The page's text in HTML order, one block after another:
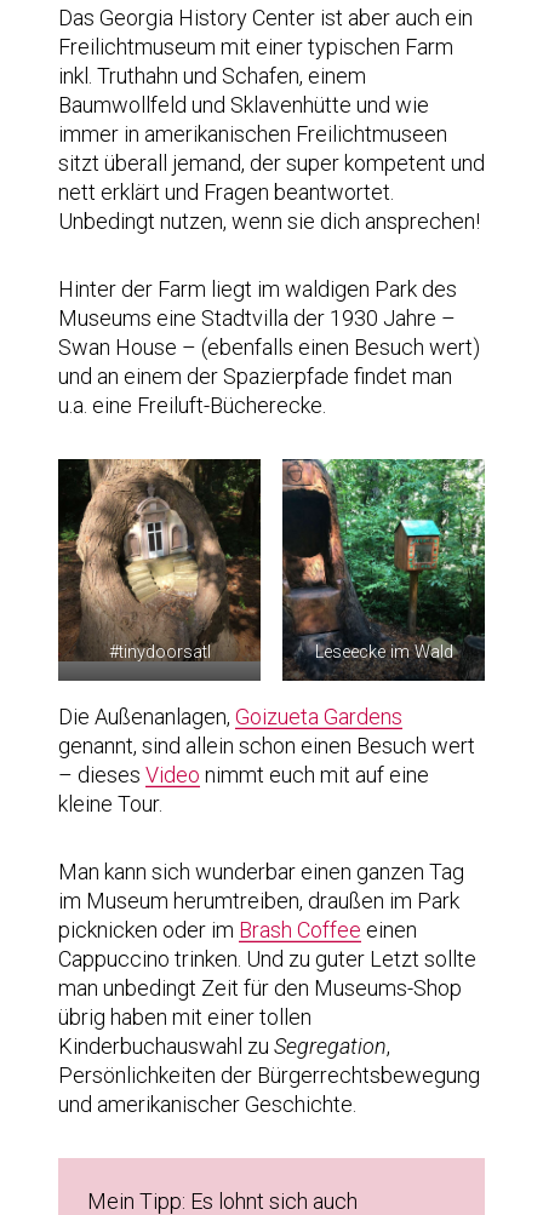
Das Georgia History Center ist aber auch ein
Freilichtmuseum mit einer typischen Farm
inkl. Truthahn und Schafen, einem
Baumwollfeld und Sklavenhütte und wie
immer in amerikanischen Freilichtmuseen
sitzt überall jemand, der super kompetent und
nett erklärt und Fragen beantwortet.
Unbedingt nutzen, wenn sie dich ansprechen!
Hinter der Farm liegt im waldigen Park des
Museums eine Stadtvilla der 1930 Jahre –
Swan House – (ebenfalls einen Besuch wert)
und an einem der Spazierpfade findet man
u.a. eine Freiluft-Bücherecke.
#tinydoorsatl Leseecke im Wald
Die Außenanlagen, Goizueta Gardens
genannt, sind allein schon einen Besuch wert
– dieses Video nimmt euch mit auf eine
kleine Tour.
Man kann sich wunderbar einen ganzen Tag
im Museum herumtreiben, draußen im Park
picknicken oder im Brash Coffee einen
Cappuccino trinken. Und zu guter Letzt sollte
man unbedingt Zeit für den Museums-Shop
übrig haben mit einer tollen
Kinderbuchauswahl zu Segregation,
Persönlichkeiten der Bürgerrechtsbewegung
und amerikanischer Geschichte.
Mein Tipp: Es lohnt sich auch